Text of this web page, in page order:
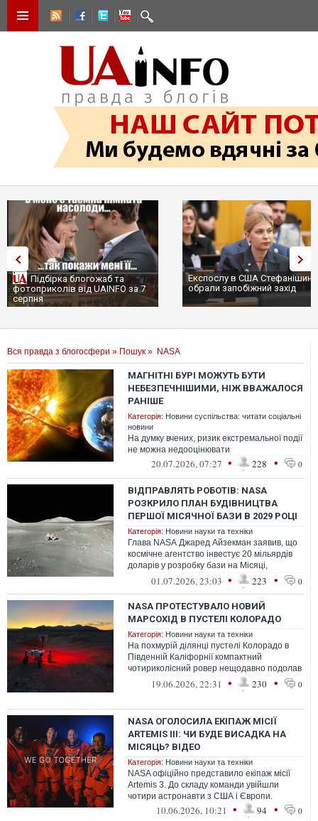
Підбірка блогожаб та
фотоприколів від UAINFO за 7
серпня
Експослу в США
обрали запобіжний захід
Вся правда з блогосфери » Пошук » NASA
МАГНІТНІ БУРІ МОЖУТЬ БУТИ
НЕБЕЗПЕЧНІШИМИ, НІЖ ВВАЖАЛОСЯ
РАНІШЕ
Категорія: Новини суспільства: читати соціальні
новини
На думку вчених, ризик екстремальної події
не можна недооцінювати
20.07.2026, 07:27 • 228 • 0
ВІДПРАВЛЯТЬ РОБОТІВ: NASA
РОЗКРИЛО ПЛАН БУДІВНИЦТВА
ПЕРШОЇ МІСЯЧНОЇ БАЗИ В 2029 РОЦІ
Категорія: Новини науки та техніки
Глава NASA Джаред Айзекман заявив, що
космічне агентство інвестує 20 мільярдів
доларів у розробку бази на Місяці,
водночас призупинивши свої плани щод...
01.07.2026, 23:03 • 223 • 0
NASA ПРОТЕСТУВАЛО НОВИЙ
МАРСОХІД В ПУСТЕЛІ КОЛОРАДО
Категорія: Новини науки та техніки
На похмурій ділянці пустелі Колорадо в
Південній Каліфорнії компактний
чотириколісний ровер нещодавно подолав
близько 26 кілометрів з мінімальним втру...
19.06.2026, 22:31 • 230 • 0
NASA ОГОЛОСИЛА ЕКІПАЖ МІСІЇ
ARTEMIS III: ЧИ БУДЕ ВИСАДКА НА
МІСЯЦЬ? ВІДЕО
Категорія: Новини науки та техніки
NASA офіційно представило екіпаж місії
Artemis 3. До складу команди увійшли
чотири астронавти з США і Європи.
10.06.2026, 10:21 • 94 • 0